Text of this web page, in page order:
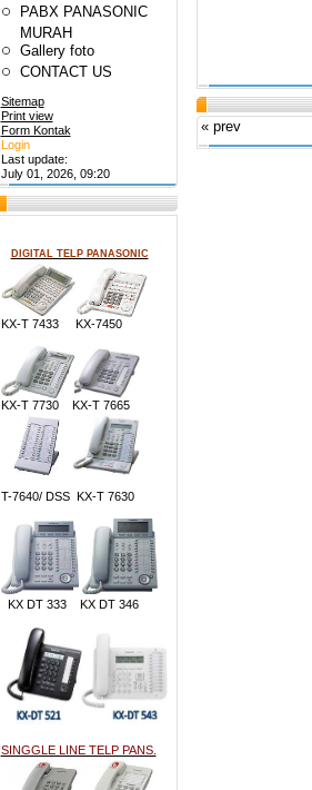
PABX PANASONIC
MURAH
Gallery foto
CONTACT US
Sitemap
Print view
Form Kontak
Login
Last update:
July 01, 2026, 09:20
DIGITAL TELP PANASONIC
KX-T 7433 KX-7450
KX-T 7730 KX-T 7665
T-7640/ DSS KX-T 7630
KX DT 333 KX DT 346
SINGGLE LINE TELP PANS.
« prev